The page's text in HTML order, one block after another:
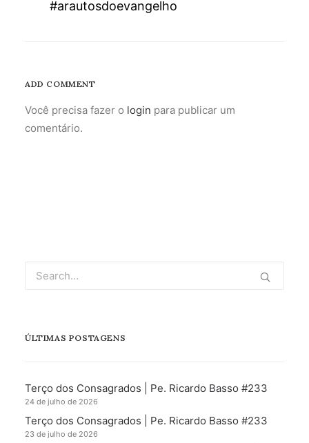
#arautosdoevangelho
ADD COMMENT
Você precisa fazer o login para publicar um
comentário.
ÚLTIMAS POSTAGENS
Terço dos Consagrados | Pe. Ricardo Basso #233
24 de julho de 2026
Terço dos Consagrados | Pe. Ricardo Basso #233
23 de julho de 2026